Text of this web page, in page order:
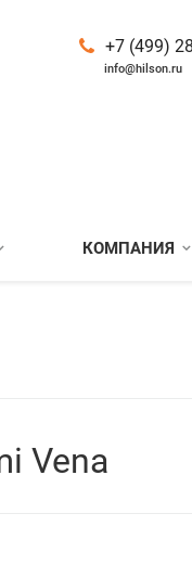
+7 (499)
info@hilson.ru
КОМПАНИЯ
Vena